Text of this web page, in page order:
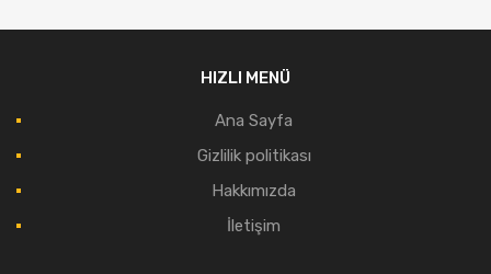
HIZLI MENÜ
Ana Sayfa
Gizlilik politikası
Hakkımızda
İletişim